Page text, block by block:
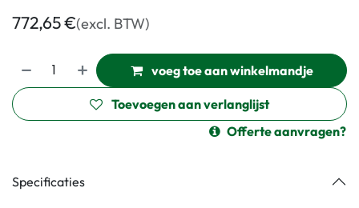
772,65€(excl. BTW)
voeg toe aan winkelmandje
Toevoegen aan verlanglijst
Offerte aanvragen?
Specificaties